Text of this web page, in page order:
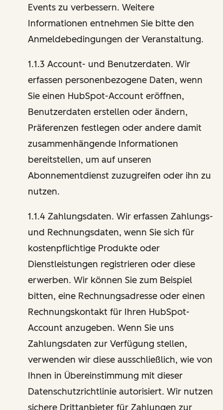
Events zu verbessern. Weitere
Informationen entnehmen Sie bitte den
Anmeldebedingungen der Veranstaltung.
1.1.3 Account- und Benutzerdaten. Wir
erfassen personenbezogene Daten, wenn
Sie einen HubSpot-Account eröffnen,
Benutzerdaten erstellen oder ändern,
Präferenzen festlegen oder andere damit
zusammenhängende Informationen
bereitstellen, um auf unseren
Abonnementdienst zuzugreifen oder ihn zu
nutzen.
1.1.4 Zahlungsdaten. Wir erfassen Zahlungs-
und Rechnungsdaten, wenn Sie sich für
kostenpflichtige Produkte oder
Dienstleistungen registrieren oder diese
erwerben. Wir können Sie zum Beispiel
bitten, eine Rechnungsadresse oder einen
Rechnungskontakt für Ihren HubSpot-
Account anzugeben. Wenn Sie uns
Zahlungsdaten zur Verfügung stellen,
verwenden wir diese ausschließlich, wie von
Ihnen in Übereinstimmung mit dieser
Datenschutzrichtlinie autorisiert. Wir nutzen
sichere Drittanbieter für Zahlungen zur